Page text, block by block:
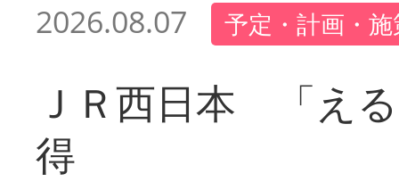
2026.08.07 予定・計画・
ＪＲ西日本 「え
得